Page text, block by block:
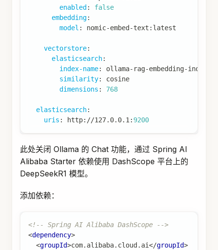
enabled :
false
embedding:
model : nomic-embed -text : latest
vectorstore:
elasticsearch:
index-name: ollama- rag-embedding-index
similarity:
cosine
dimensions : 768
elasticsearch:
uris : http: //127.0.0.1: 9200
此处关闭 Ollama 的 Chat 功能，通过 Spring AI
Alibaba Starter 依赖使用 DashScope 平台上的
DeepSeekR1 模型。
添加依赖：
<!-- Spring AI Alibaba DashScope -->
<dependency>
<groupId>com.alibaba.cloud.ai</groupId>